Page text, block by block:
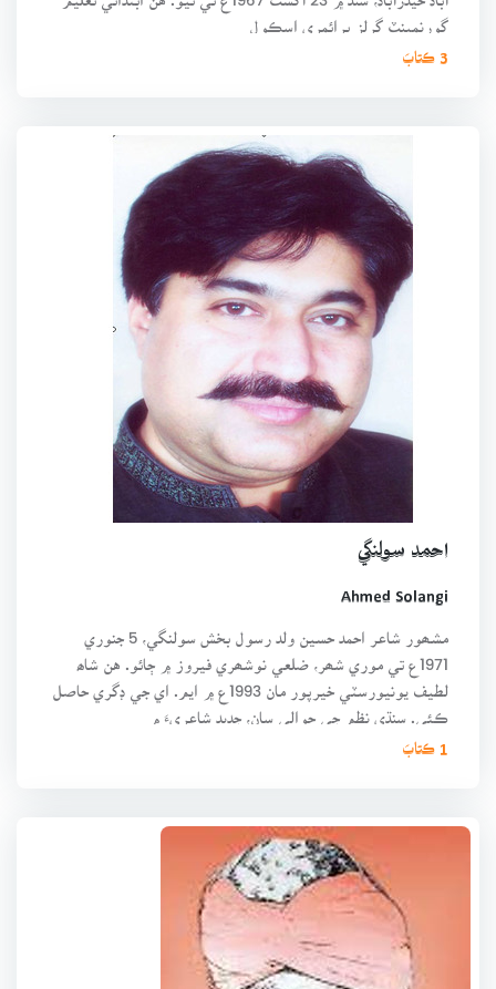
گورنمينٽ گرلز پرائمري اسڪول
3 ڪتابَ
احمد سولنگي
Ahmed Solangi
1971ع تي موري شھر، ضلعي نوشھري فيروز ۾ ڄائو. هن شاھ
لطيف يونيورسٽي خيرپور مان 1993ع ۾ ايم. اي جي ڊگري حاصل
ڪئي. سنڌي نظم جي حوالي سان، جديد شاعريءَ ۾
1 ڪتابَ